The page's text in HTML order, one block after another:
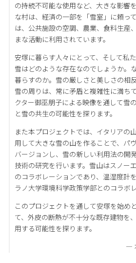
の持続不可能な使用など、大きな影響
な村は、経済の一部を「雪室」に頼っ
は、公共施設の空調、農業、食料生産
まな活動に利用されています。
安塚に暮らす人々にとって、そして私
雪はどのような存在なのでしょうか。
暮らすのか。雪の厳しさと美しさの相反
雪の周りは、常に矛盾と複雑性に満ち
クター御巫朋子による映像を通して雪
と雪の共生の可能性を探ります。
また本プロジェクトでは、イタリアの
用して大きな雪の山を作ることで、パ
バージョンし、雪の新しい利用法の開
技術の研究を行います。雪山はスノー
のコラボレーションであり、温湿度計
ラノ大学環境科学政策学部とのコラボ
このプロジェクトを通して安塚を始め
て、外皮の断熱が不十分な既存建物を
用する可能性を探ります。
―